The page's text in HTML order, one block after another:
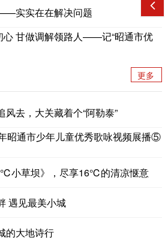
实实在在解决问题
心 甘做调解领路人——记“昭通市优
更多
去，大关藏着个“阿勒泰”
昭通市少年儿童优秀歌咏视频展播⑤
小草坝》，尽享16℃的清凉惬意
遇见最美小城
的大地诗行